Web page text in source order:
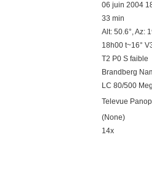
06 juin 2004
33 min
Alt: 50.6°, Az:
18h00 t~16°
T2 P0 S faible
Brandberg
LC 80/500
Televue
(None)
14x